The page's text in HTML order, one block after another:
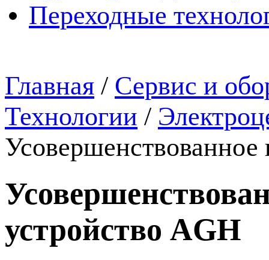
Переходные
Главная / Сервис и
Технологии /
устройство AGH